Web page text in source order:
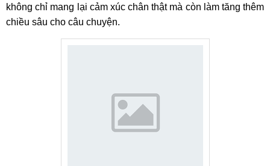
không chỉ mang lại cảm xúc chân thật mà còn làm tăng thêm
chiều sâu cho câu chuyện.